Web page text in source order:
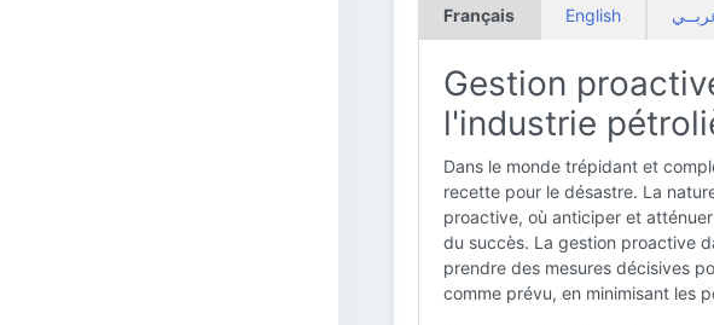
Français English
Gestion
l'industrie
Dans le monde trépidant et
recette pour le désastre. La
proactive, où anticiper et
du succès. La gestion proactive
prendre des mesures décisives
comme prévu, en minimisant les